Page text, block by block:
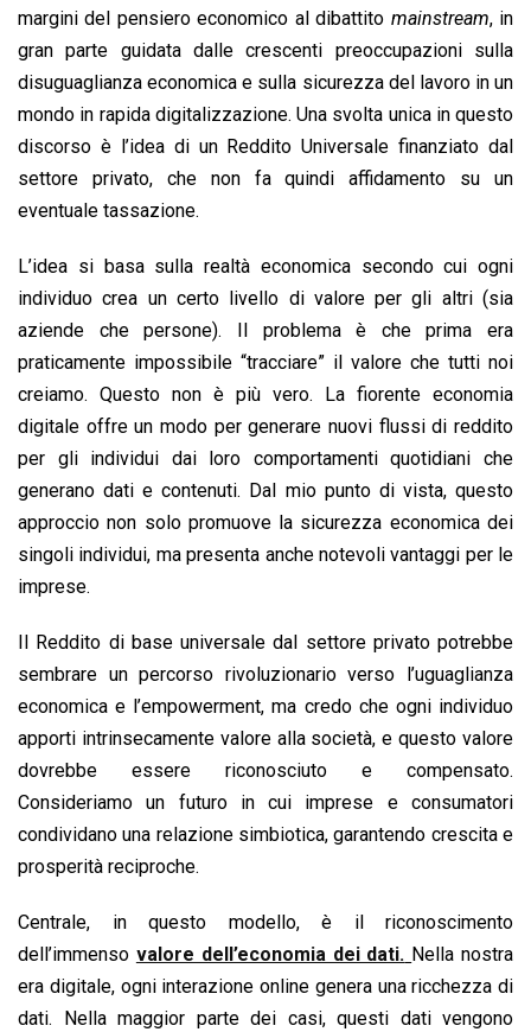
margini del pensiero economico al dibattito mainstream, in
gran parte guidata dalle crescenti preoccupazioni sulla
disuguaglianza economica e sulla sicurezza del lavoro in un
mondo in rapida digitalizzazione. Una svolta unica in questo
discorso è l’idea di un Reddito Universale finanziato dal
settore privato, che non fa quindi affidamento su un
eventuale tassazione.
L’idea si basa sulla realtà economica secondo cui ogni
individuo crea un certo livello di valore per gli altri (sia
aziende che persone). Il problema è che prima era
praticamente impossibile “tracciare” il valore che tutti noi
creiamo. Questo non è più vero. La fiorente economia
digitale offre un modo per generare nuovi flussi di reddito
per gli individui dai loro comportamenti quotidiani che
generano dati e contenuti. Dal mio punto di vista, questo
approccio non solo promuove la sicurezza economica dei
singoli individui, ma presenta anche notevoli vantaggi per le
imprese.
Il Reddito di base universale dal settore privato potrebbe
sembrare un percorso rivoluzionario verso l’uguaglianza
economica e l’empowerment, ma credo che ogni individuo
apporti intrinsecamente valore alla società, e questo valore
dovrebbe essere riconosciuto e compensato.
Consideriamo un futuro in cui imprese e consumatori
condividano una relazione simbiotica, garantendo crescita e
prosperità reciproche.
Centrale, in questo modello, è il riconoscimento
dell’immenso valore dell’economia dei dati. Nella nostra
era digitale, ogni interazione online genera una ricchezza di
dati. Nella maggior parte dei casi, questi dati vengono